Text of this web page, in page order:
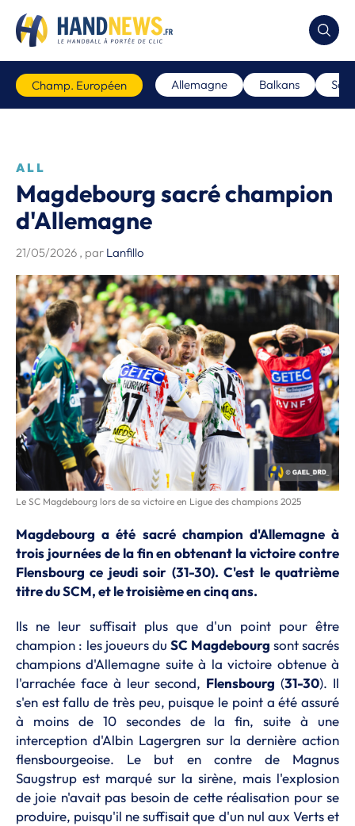
Champ. Européen Allemagne Balkans
ALL
Magdebourg sacré champion
d'Allemagne
21/05/2026 , par Lanfillo
Le SC Magdebourg lors de sa victoire en Ligue des champions 2025
Magdebourg a été sacré champion d'Allemagne à
trois journées de la fin en obtenant la victoire contre
Flensbourg ce jeudi soir (31-30). C'est le quatrième
titre du SCM, et le troisième en cinq ans.
Ils ne leur suffisait plus que d'un point pour être
champion : les joueurs duSC Magdebourg sont sacrés
champions d'Allemagne suite à la victoire obtenue à
l'arrachée face à leur second, Flensbourg (31-30). Il
s'en est fallu de très peu, puisque le point a été assuré
à moins de 10 secondes de la fin, suite à une
interception d'Albin Lagergren sur la dernière action
flensbourgeoise. Le but en contre de Magnus
Saugstrup est marqué sur la sirène, mais l'explosion
de joie n'avait pas besoin de cette réalisation pour se
produire, puisqu'il ne suffisait que d'un nul aux Verts et